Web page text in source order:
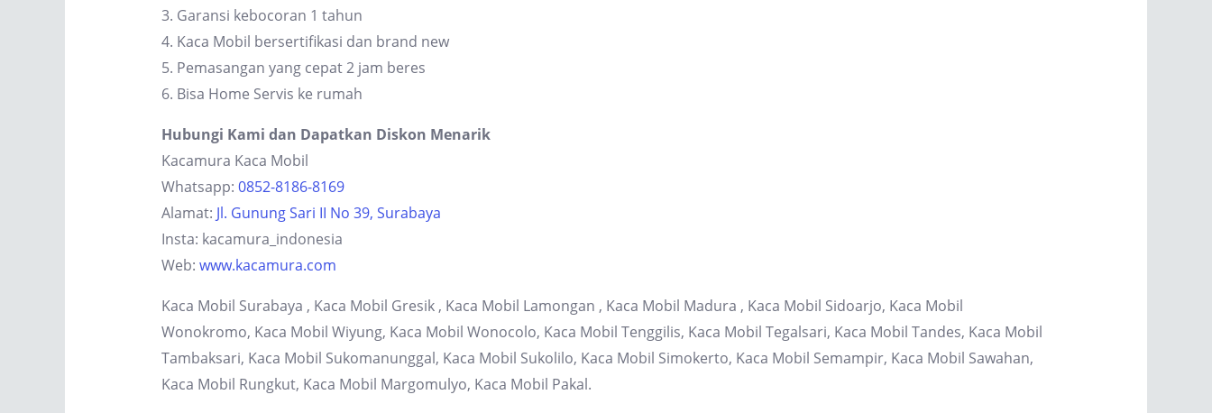
3. Garansi kebocoran 1 tahun
4. Kaca Mobil bersertifikasi dan brand new
5. Pemasangan yang cepat 2 jam beres
6. Bisa Home Servis ke rumah
Hubungi Kami dan Dapatkan Diskon Menarik
Kacamura Kaca Mobil
Whatsapp: 0852-8186-8169
Alamat: Jl. Gunung Sari II No 39, Surabaya
Insta: kacamura_indonesia
Web: www.kacamura.com
Kaca Mobil Surabaya , Kaca Mobil Gresik , Kaca Mobil Lamongan , Kaca Mobil Madura , Kaca Mobil Sidoarjo, Kaca Mobil
Wonokromo, Kaca Mobil Wiyung, Kaca Mobil Wonocolo, Kaca Mobil Tenggilis, Kaca Mobil Tegalsari, Kaca Mobil Tandes, Kaca Mobil
Tambaksari, Kaca Mobil Sukomanunggal, Kaca Mobil Sukolilo, Kaca Mobil Simokerto, Kaca Mobil Semampir, Kaca Mobil Sawahan,
Kaca Mobil Rungkut, Kaca Mobil Margomulyo, Kaca Mobil Pakal.